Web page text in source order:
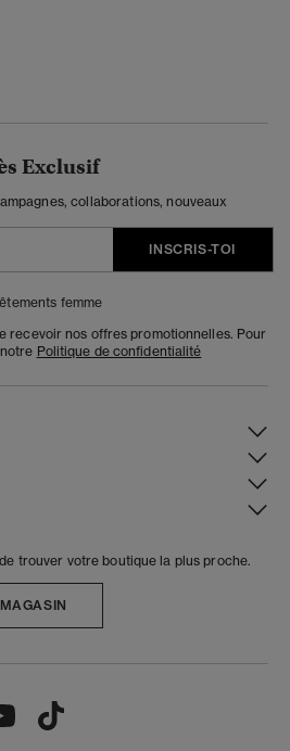
Exclusif
collaborations, nouveaux
INSCRIS-TOI
femme
recevoir nos offres promotionnelles. Pour
Politique de confidentialité
trouver votre boutique la plus proche.